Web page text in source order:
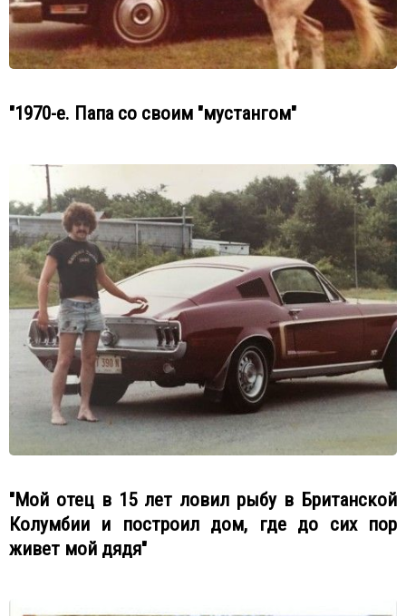
"1970-е. Папа со своим "мустангом"
"Мой отец в 15 лет ловил рыбу в Британской
Колумбии и построил дом, где до сих пор
живет мой дядя"